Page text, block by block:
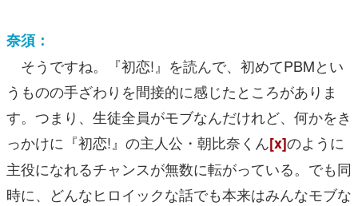
奈須：
そうですね。『初恋!』を読んで、初めてPBMとい
うものの手ざわりを間接的に感じたところがありま
す。つまり、生徒全員がモブなんだけれど、何かをき
っかけに『初恋!』の主人公・朝比奈くん[x]のように
主役になれるチャンスが無数に転がっている。でも同
時に、どんなヒロイックな話でも本来はみんなモブな